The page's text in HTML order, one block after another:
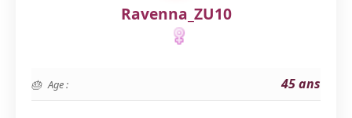
Ravenna_ZU10
Age : 45 ans